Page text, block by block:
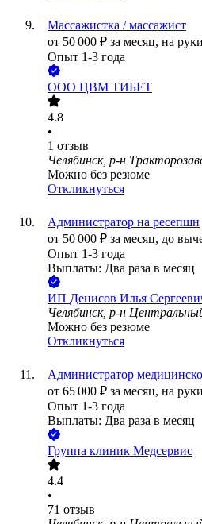
Массажистка / массажист
от 50 000 ₽ за месяц, на руки
Опыт 1-3 года
ООО ЦВМ ТИБЕТ
4.8
•
1 отзыв
Челябинск, р-н
Можно без резюме
Откликнуться
Администратор на ресепшн
от 50 000 ₽ за месяц, до
Опыт 1-3 года
Выплаты: Два раза в месяц
ИП Денисов Илья
Челябинск, р-н
Можно без резюме
Откликнуться
Администратор
от 65 000 ₽ за месяц, на руки
Опыт 1-3 года
Выплаты: Два раза в месяц
Группа клиник Медсервис
4.4
•
71 отзыв